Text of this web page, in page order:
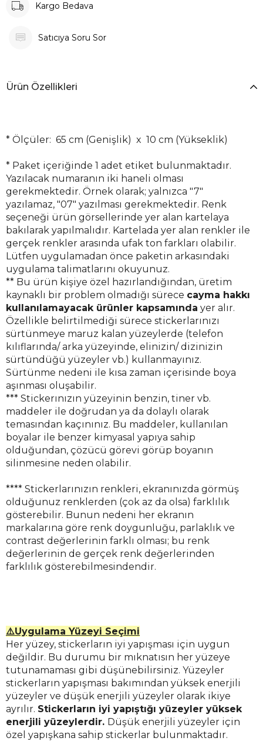
Kargo Bedava
Satıcıya Soru Sor
Ürün Özellikleri
* Ölçüler: 65 cm (Genişlik) x 10 cm (Yükseklik)
* Paket içeriğinde 1 adet etiket bulunmaktadır.
Yazılacak numaranın iki haneli olması
gerekmektedir. Örnek olarak; yalnızca "7"
yazılamaz, "07" yazılması gerekmektedir. Renk
seçeneği ürün görsellerinde yer alan kartelaya
bakılarak yapılmalıdır. Kartelada yer alan renkler ile
gerçek renkler arasında ufak ton farkları olabilir.
Lütfen uygulamadan önce paketin arkasındaki
uygulama talimatlarını okuyunuz.
** Bu ürün kişiye özel hazırlandığından, üretim
kaynaklı bir problem olmadığı sürece cayma hakkı
kullanılamayacak ürünler kapsamında yer alır.
Özellikle belirtilmediği sürece stickerlarınızı
sürtünmeye maruz kalan yüzeylerde (telefon
kılıflarında/ arka yüzeyinde, elinizin/ dizinizin
sürtündüğü yüzeyler vb.) kullanmayınız.
Sürtünme nedeni ile kısa zaman içerisinde boya
aşınması oluşabilir.
*** Stickerınızın yüzeyinin benzin, tiner vb.
maddeler ile doğrudan ya da dolaylı olarak
temasından kaçınınız. Bu maddeler, kullanılan
boyalar ile benzer kimyasal yapıya sahip
olduğundan, çözücü görevi görüp boyanın
silinmesine neden olabilir.
**** Stickerlarınızın renkleri, ekranınızda görmüş
olduğunuz renklerden (çok az da olsa) farklılık
gösterebilir. Bunun nedeni her ekranın
markalarına göre renk doygunluğu, parlaklık ve
contrast değerlerinin farklı olması; bu renk
değerlerinin de gerçek renk değerlerinden
farklılık gösterebilmesindendir.
⚠️Uygulama Yüzeyi Seçimi
Her yüzey, stickerların iyi yapışması için uygun
değildir. Bu durumu bir mıknatısın her yüzeye
tutunamaması gibi düşünebilirsiniz. Yüzeyler
stickerların yapışması bakımından yüksek enerjili
yüzeyler ve düşük enerjili yüzeyler olarak ikiye
ayrılır. Stickerların iyi yapıştığı yüzeyler yüksek
enerjili yüzeylerdir. Düşük enerjili yüzeyler için
özel yapışkana sahip stickerlar bulunmaktadır.